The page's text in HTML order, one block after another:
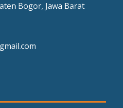
Bogor, Jawa Barat